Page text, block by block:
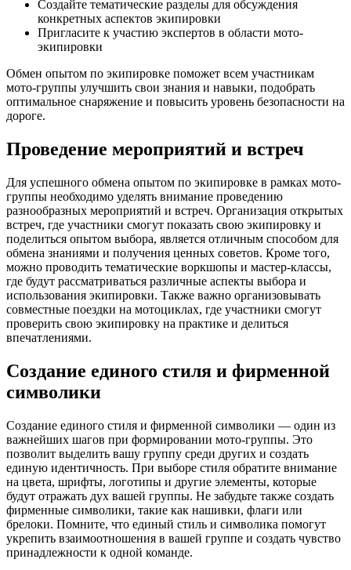
Создайте тематические разделы для обсуждения
конкретных аспектов экипировки
Пригласите к участию экспертов в области мото-
экипировки
Обмен опытом по экипировке поможет всем участникам
мото-группы улучшить свои знания и навыки, подобрать
оптимальное снаряжение и повысить уровень безопасности на
дороге.
Проведение мероприятий и встреч
Для успешного обмена опытом по экипировке в рамках мото-
группы необходимо уделять внимание проведению
разнообразных мероприятий и встреч. Организация открытых
встреч, где участники смогут показать свою экипировку и
поделиться опытом выбора, является отличным способом для
обмена знаниями и получения ценных советов. Кроме того,
можно проводить тематические воркшопы и мастер-классы,
где будут рассматриваться различные аспекты выбора и
использования экипировки. Также важно организовывать
совместные поездки на мотоциклах, где участники смогут
проверить свою экипировку на практике и делиться
впечатлениями.
Создание единого стиля и фирменной
символики
Создание единого стиля и фирменной символики — один из
важнейших шагов при формировании мото-группы. Это
позволит выделить вашу группу среди других и создать
единую идентичность. При выборе стиля обратите внимание
на цвета, шрифты, логотипы и другие элементы, которые
будут отражать дух вашей группы. Не забудьте также создать
фирменные символики, такие как нашивки, флаги или
брелоки. Помните, что единый стиль и символика помогут
укрепить взаимоотношения в вашей группе и создать чувство
принадлежности к одной команде.